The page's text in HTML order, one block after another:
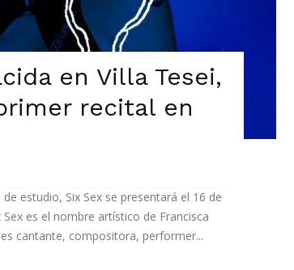
en Villa Tesei,
recital en
estudio, Six Sex se presentará el 16 de
es el nombre artístico de Francisca
cantante, compositora, performer...